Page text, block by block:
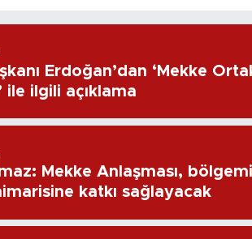
Erdoğan’dan ‘Mekke
ile ilgili açıklama
Mekke Anlaşması,
katkı sağlayacak